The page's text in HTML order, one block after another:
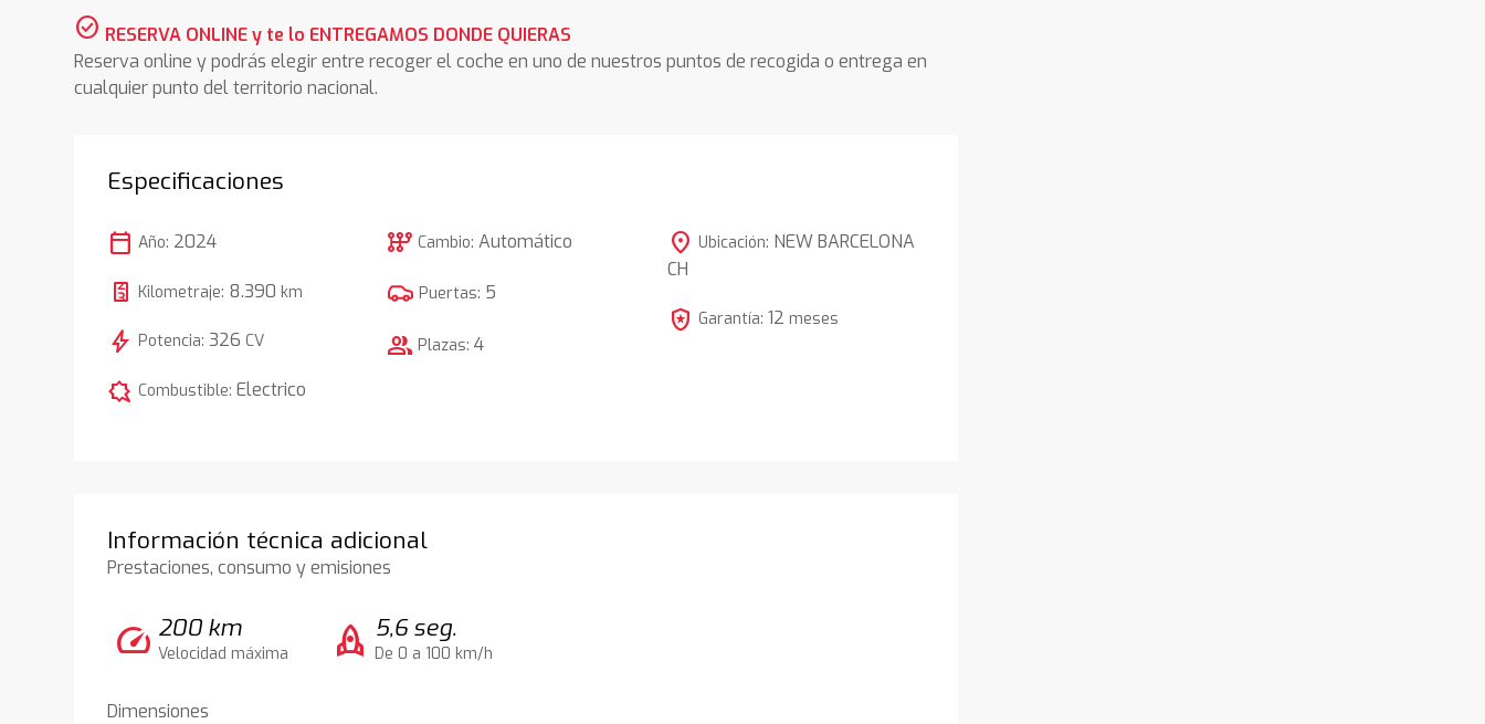
check_circle RESERVA ONLINE y te lo ENTREGAMOS DONDE QUIERAS
Reserva online y podrás elegir entre recoger el coche en uno de nuestros puntos de recogida o entrega en
cualquier punto del territorio nacional.
Especificaciones
calendar_today Año: 2024
Kilometraje: 8.390 km
bolt Potencia:326 CV
comic_bubble Combustible:Electrico
auto_transmission Cambio:Automático
Puertas: 5
group Plazas:4
location_on Ubicación: NEW BARCELONA
CH
local_police Garantía: 12 meses
Información técnica adicional
Prestaciones, consumo y emisiones
speed 200 km
Velocidad máxima rocket 5,6 seg.
De 0 a 100 km/h
Dimensiones